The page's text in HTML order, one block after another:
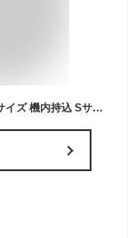
[エース] スーツケース クレスタ コインロッカーサイズ 機内持込 Sサイズ 1-2泊 20L 06314 ダークグリーン